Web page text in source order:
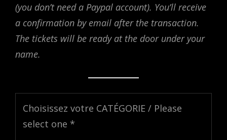
(you don’t need a Paypal account). You’ll receive
a confirmation by email after the transaction.
The tickets will be ready at the door under your
name.
Choisissez votre CATÉGORIE / Please
select one *